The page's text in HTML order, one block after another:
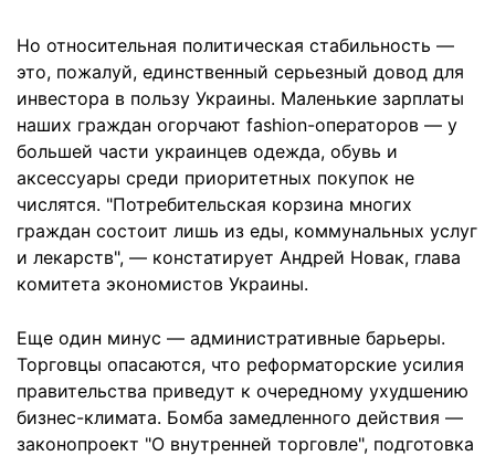
Но относительная политическая стабильность —
это, пожалуй, единственный серьезный довод для
инвестора в пользу Украины. Маленькие зарплаты
наших граждан огорчают fashion-операторов — у
большей части украинцев одежда, обувь и
аксессуары среди приоритетных покупок не
числятся. "Потребительская корзина многих
граждан состоит лишь из еды, коммунальных услуг
и лекарств", — констатирует Андрей Новак, глава
комитета экономистов Украины.
Еще один минус — административные барьеры.
Торговцы опасаются, что реформаторские усилия
правительства приведут к очередному ухудшению
бизнес-климата. Бомба замедленного действия —
законопроект "О внутренней торговле", подготовка